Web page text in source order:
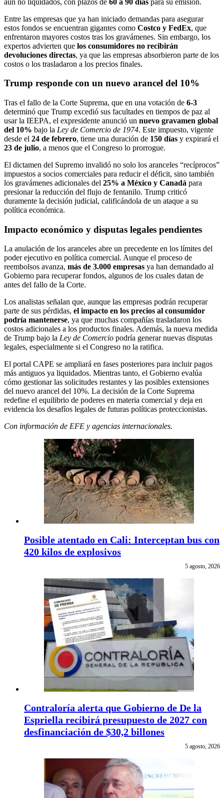
Entre las empresas que ya han iniciado demandas para asegurar
estos fondos se encuentran gigantes como Costco y FedEx, que
enfrentaron mayores costos tras los gravámenes. Sin embargo, los
expertos advierten que los consumidores no recibirán
devoluciones directas, ya que las empresas absorbieron parte de los
costos o los trasladaron a los precios finales.
Trump responde con un nuevo arancel del 10%
Tras el fallo de la Corte Suprema, que en una votación de 6-3
determinó que Trump excedió sus facultades en tiempos de paz al
usar la IEEPA, el expresidente anunció un nuevo gravamen global
del 10% bajo la Ley de Comercio de 1974. Este impuesto, vigente
desde el 24 de febrero, tiene una duración de 150 días y expirará el
23 de julio, a menos que el Congreso lo prorrogue.
El dictamen del Supremo invalidó no solo los aranceles “recíprocos”
impuestos a socios comerciales para reducir el déficit, sino también
los gravámenes adicionales del 25% a México y Canadá para
presionar la reducción del flujo de fentanilo. Trump criticó
duramente la decisión judicial, calificándola de un ataque a su
política económica.
Impacto económico y disputas legales pendientes
La anulación de los aranceles abre un precedente en los límites del
poder ejecutivo en política comercial. Aunque el proceso de
reembolsos avanza, más de 3.000 empresas ya han demandado al
Gobierno para recuperar fondos, algunos de los cuales datan de
antes del fallo de la Corte.
Los analistas señalan que, aunque las empresas podrán recuperar
parte de sus pérdidas, el impacto en los precios al consumidor
podría mantenerse, ya que muchas compañías trasladaron los
costos adicionales a los productos finales. Además, la nueva medida
de Trump bajo la Ley de Comercio podría generar nuevas disputas
legales, especialmente si el Congreso no la ratifica.
El portal CAPE se ampliará en fases posteriores para incluir pagos
más antiguos ya liquidados. Mientras tanto, el Gobierno evalúa
cómo gestionar las solicitudes restantes y las posibles extensiones
del nuevo arancel del 10%. La decisión de la Corte Suprema
redefine el equilibrio de poderes en materia comercial y deja en
evidencia los desafíos legales de futuras políticas proteccionistas.
Con información de EFE y agencias internacionales.
Posible atentado en Cali: Interceptan bus con
420 kilos de explosivos
5 agosto, 2026
Contraloría alerta que Gobierno de De la
Espriella recibirá presupuesto de 2027 con
desfinanciación de $30,2 billones
5 agosto, 2026